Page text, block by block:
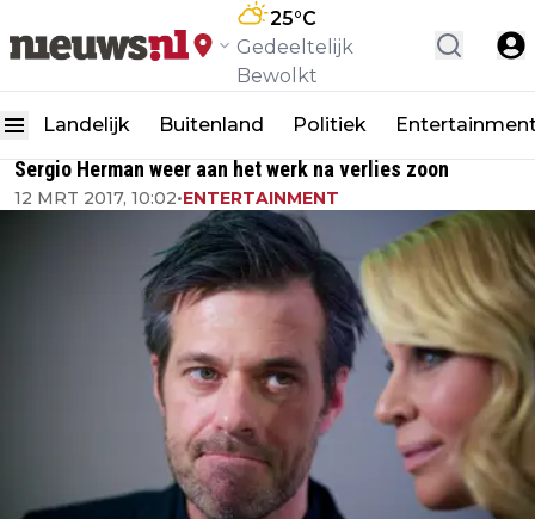
25°C
Gedeeltelijk
Bewolkt
Landelijk Buitenland Politiek
Sergio Herman weer aan het werk na verlies zoon
12 MRT 2017, 10:02•ENTERTAINMENT